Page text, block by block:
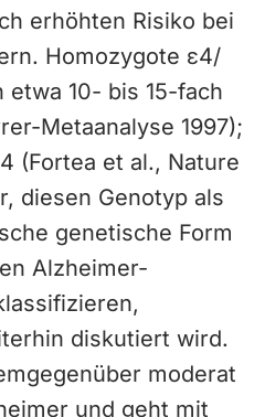
erhöhten Risiko bei
Homozygote ε4/
10- bis 15-fach
Metaanalyse 1997);
(Fortea et al., Nature
diesen Genotyp als
genetische Form
Alzheimer-
diskutiert wird.
moderat
und geht mit